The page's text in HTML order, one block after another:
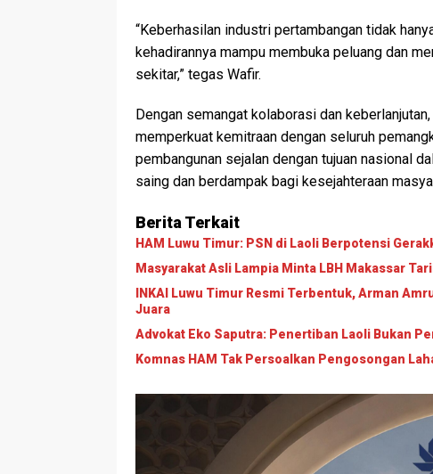
“Keberhasilan industri pertambangan tidak
kehadirannya mampu membuka peluang dan
sekitar,” tegas Wafir.
Dengan semangat kolaborasi dan
memperkuat kemitraan dengan seluruh
pembangunan sejalan dengan tujuan nasional
saing dan berdampak bagi kesejahteraan
Berita Terkait
HAM Luwu Timur: PSN di Laoli Berpotensi
Masyarakat Asli Lampia Minta LBH Makassar
INKAI Luwu Timur Resmi Terbentuk, Arman
Juara
Advokat Eko Saputra: Penertiban Laoli Bukan
Komnas HAM Tak Persoalkan Pengosongan